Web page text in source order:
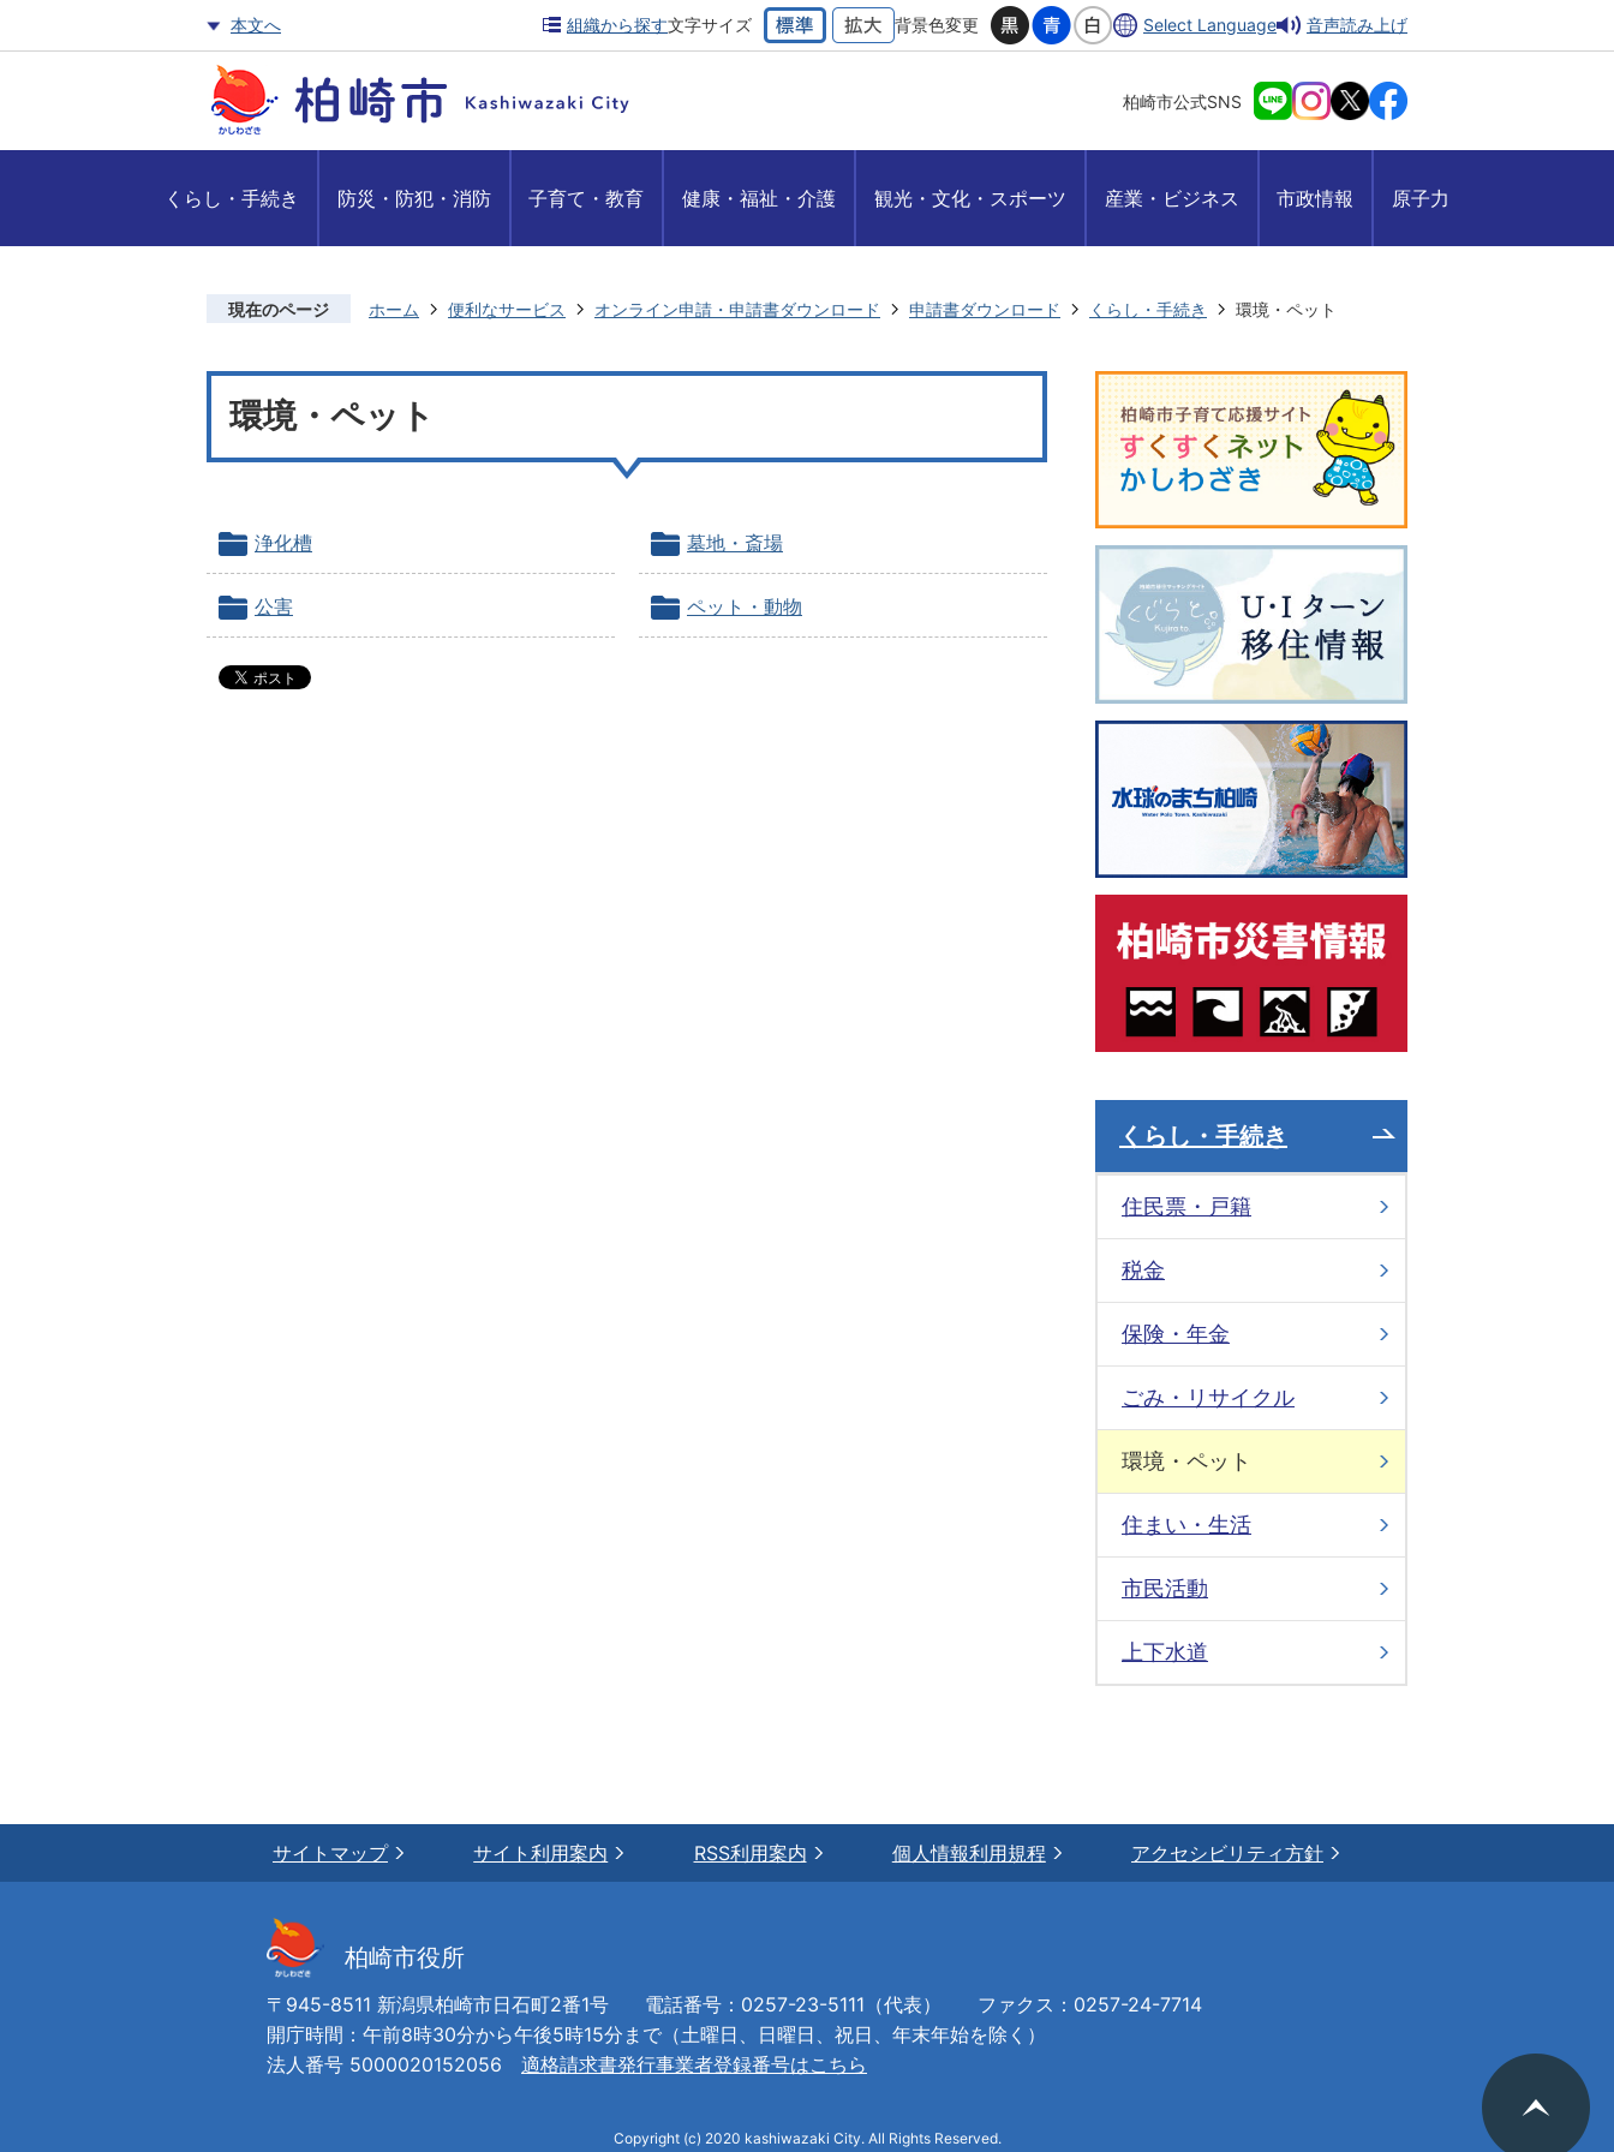
本文へ 組織から探す文字サイズ 背景色変更 Select Language 音声読み上げ
柏崎市公式SNS
くらし・手続き 防災・防犯・消防 子育て・教育 健康・福祉・介護 観光・文化・スポーツ 産業・ビジネス 市政情報 原子力
現在のページ ホーム 便利なサービス オンライン申請・申請書ダウンロード 申請書ダウンロード くらし・手続き 環境・ペット
環境・ペット
浄化槽 墓地・斎場
公害 ペット・動物
くらし・手続き
住民票・戸籍
税金
保険・年金
ごみ・リサイクル
環境・ペット
住まい・生活
市民活動
上下水道
サイトマップ サイト利用案内 RSS利用案内 個人情報利用規程 アクセシビリティ方針
柏崎市役所
〒945-8511 新潟県柏崎市日石町2番1号 電話番号：0257-23-5111（代表）
ファクス：0257-24-7714
開庁時間：午前8時30分から午後5時15分まで（土曜日、日曜日、祝日、年末年始を除く）
法人番号 5000020152056 適格請求書発行事業者登録番号はこちら
Copyright (c) 2020 kashiwazaki City. All Rights Reserved.